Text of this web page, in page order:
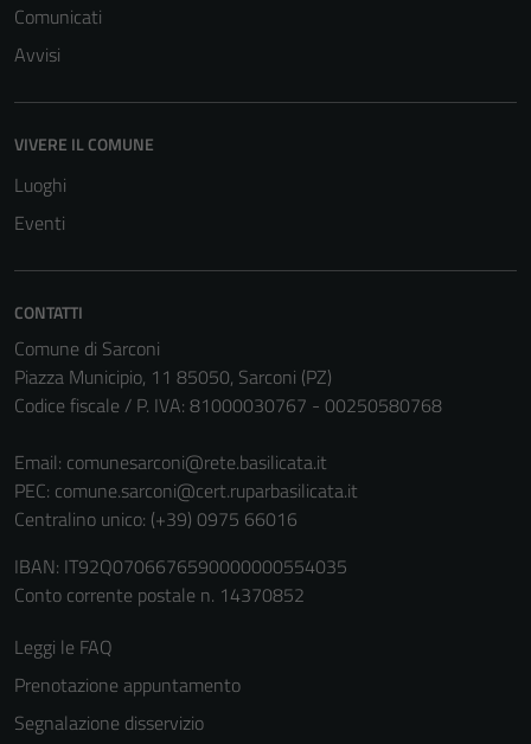
Comunicati
Avvisi
VIVERE IL COMUNE
Luoghi
Eventi
CONTATTI
Comune di Sarconi
Piazza Municipio, 11 85050, Sarconi (PZ)
Codice fiscale / P. IVA: 81000030767 - 00250580768
Email: comunesarconi@rete.basilicata.it
PEC: comune.sarconi@cert.ruparbasilicata.it
Centralino unico: (+39) 0975 66016
IBAN: IT92Q0706676590000000554035
Conto corrente postale n. 14370852
Leggi le FAQ
Prenotazione appuntamento
Segnalazione disservizio